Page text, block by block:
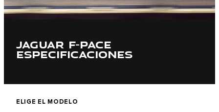
JAGUAR F-PACE
ESPECIFICACIONES
ELIGE EL MODELO